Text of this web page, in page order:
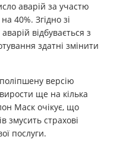
аварій за участю
40%. Згідно зі
відбувається з
здатні змінити
версію
ще на кілька
Маск очікує, що
змусить страхові
послуги.